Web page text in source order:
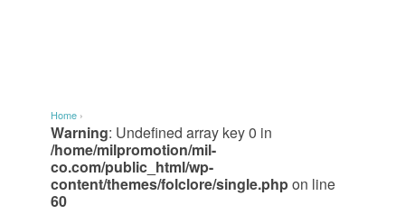
Home ›
Warning: Undefined array key 0 in
/home/milpromotion/mil-
co.com/public_html/wp-
content/themes/folclore/single.phpon line
60